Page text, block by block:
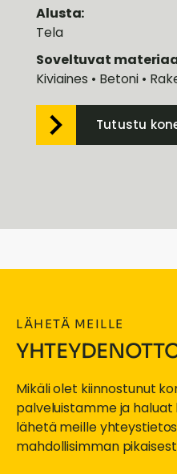
Alusta:
Tela
Soveltuvat
Kiviaines • Betoni •
Tutustu
LÄHETÄ MEILLE
Mikäli olet kiinnostunut
palveluistamme ja
lähetä meille
mahdollisimman